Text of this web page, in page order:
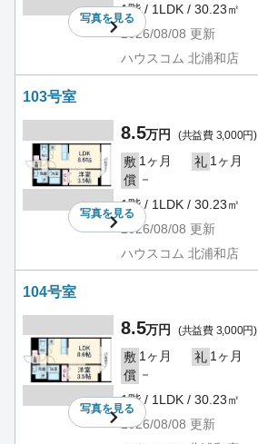
写真を見る
1階 / 1LDK / 30.23㎡
2026/08/08 更新
ハウスコム 北浦和店
103号室
写真を見る
8.5万円 (共益費 3,000円)
敷 1ヶ月 礼 1ヶ月
償 －
1階 / 1LDK / 30.23㎡
2026/08/08 更新
ハウスコム 北浦和店
104号室
写真を見る
8.5万円 (共益費 3,000円)
敷 1ヶ月 礼 1ヶ月
償 －
1階 / 1LDK / 30.23㎡
2026/08/08 更新